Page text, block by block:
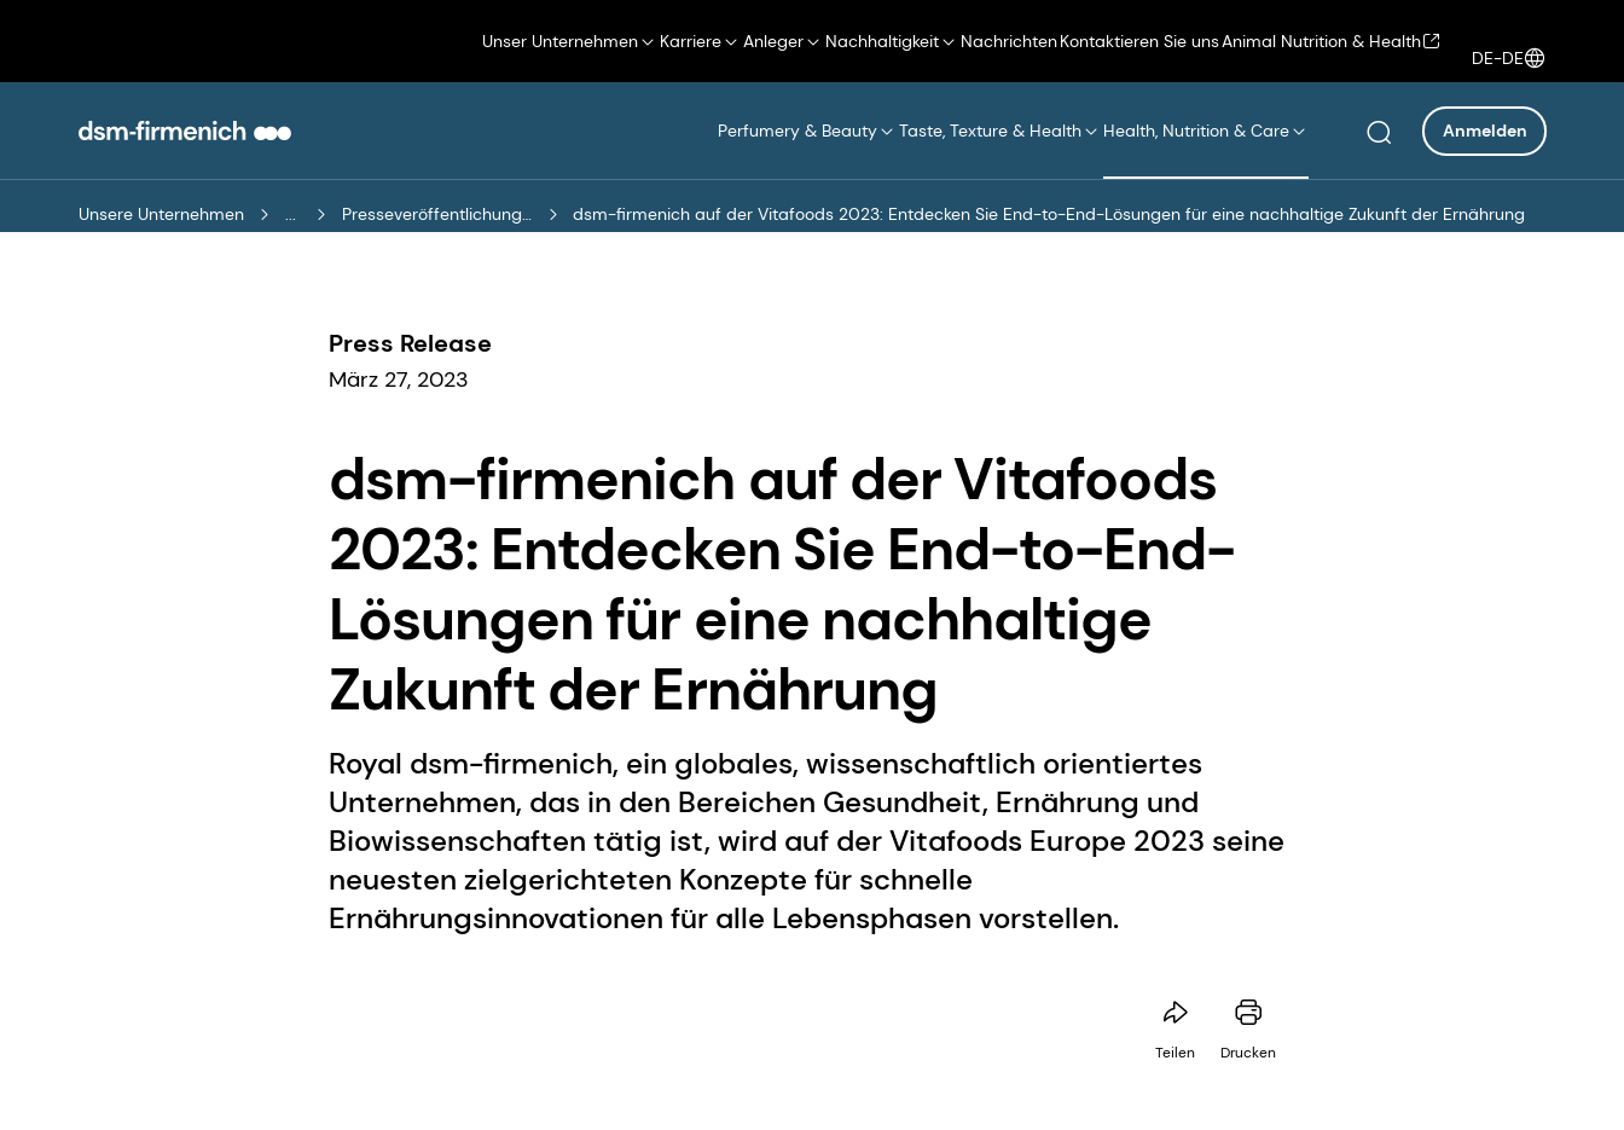
Unser Unternehmen Karriere Anleger Nachhaltigkeit NachrichtenKontaktieren Sie unsAnimal Nutrition & Health
DE-DE
Perfumery & Beauty Taste, Texture & Health Health, Nutrition & Care Anmelden
Unsere Unternehmen ... Presseveröffentlichungen dsm-firmenich auf der Vitafoods 2023: Entdecken Sie End-to-End-Lösungen für eine nachhaltige Zukunft der Ernährung
Press Release
März 27, 2023
dsm-firmenich auf der Vitafoods
2023: Entdecken Sie End-to-End-
Lösungen für eine nachhaltige
Zukunft der Ernährung
Royal dsm-firmenich, ein globales, wissenschaftlich orientiertes
Unternehmen, das in den Bereichen Gesundheit, Ernährung und
Biowissenschaften tätig ist, wird auf der Vitafoods Europe 2023 seine
neuesten zielgerichteten Konzepte für schnelle
Ernährungsinnovationen für alle Lebensphasen vorstellen.
Teilen Drucken